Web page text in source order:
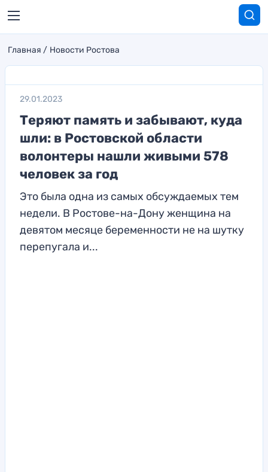
Главная Новости Ростова
29.01.2023
Теряют память и забывают, куда
шли: в Ростовской области
волонтеры нашли живыми 578
человек за год
Это была одна из самых обсуждаемых тем
недели. В Ростове-на-Дону женщина на
девятом месяце беременности не на шутку
перепугала и...